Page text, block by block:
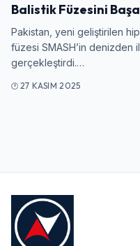
Balistik Füzesini
Pakistan, yeni geliştirilen
füzesi SMASH’in denizden
gerçekleştirdi.…
27 KASIM 2025
Şifre